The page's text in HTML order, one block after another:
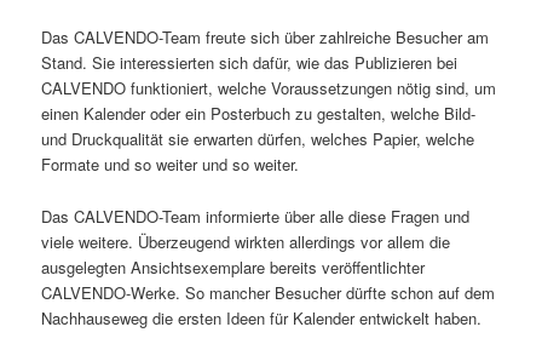
Das CALVENDO-Team freute sich über zahlreiche Besucher am
Stand. Sie interessierten sich dafür, wie das Publizieren bei
CALVENDO funktioniert, welche Voraussetzungen nötig sind, um
einen Kalender oder ein Posterbuch zu gestalten, welche Bild-
und Druckqualität sie erwarten dürfen, welches Papier, welche
Formate und so weiter und so weiter.
Das CALVENDO-Team informierte über alle diese Fragen und
viele weitere. Überzeugend wirkten allerdings vor allem die
ausgelegten Ansichtsexemplare bereits veröffentlichter
CALVENDO-Werke. So mancher Besucher dürfte schon auf dem
Nachhauseweg die ersten Ideen für Kalender entwickelt haben.